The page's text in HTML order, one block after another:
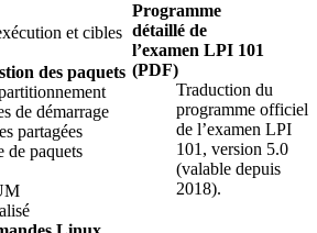
Programme
détaillé de
l’examen LPI 101
(PDF)
Traduction du
programme officiel
de l’examen LPI
101, version 5.0
(valable depuis
2018).
et cibles
des paquets
de démarrage
partagées
de paquets